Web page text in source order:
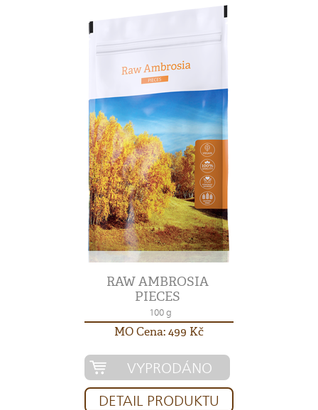
RAW AMBROSIA
PIECES
100 g
MO Cena: 499 Kč
VYPRODÁNO
DETAIL PRODUKTU